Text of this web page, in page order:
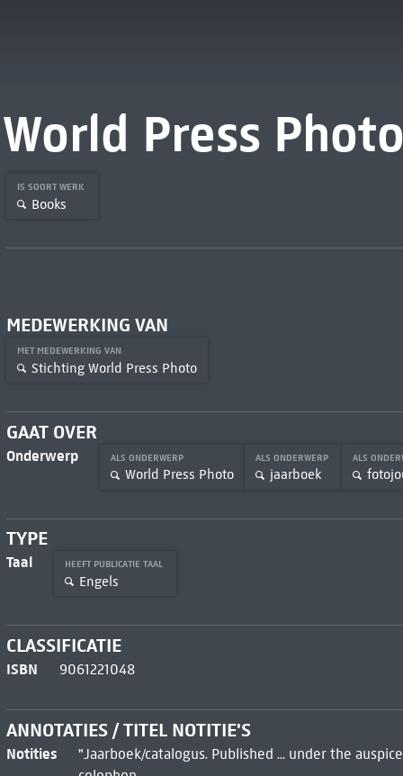
World Press
IS SOORT WERK
Books
MEDEWERKING VAN
MET MEDEWERKING VAN
Stichting World Press Photo
GAAT OVER
Onderwerp ALS ONDERWERP
World Press Photo
ALS ONDERWERP
jaarboek
ALS
TYPE
Taal HEEFT PUBLICATIE TAAL
Engels
CLASSIFICATIE
ISBN 9061221048
ANNOTATIES / TITEL NOTITIE'S
Notities
"Jaarboek/catalogus. Published ... under the